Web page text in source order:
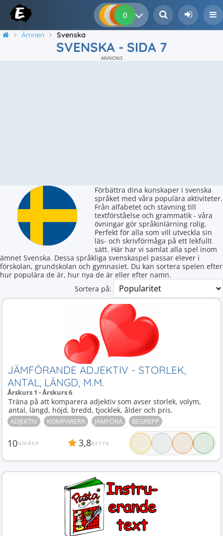
0 0 0
Ämnen Svenska
SVENSKA - SIDA 7
ANNONS
Förbättra dina kunskaper i svenska
språket med våra populära aktiviteter.
Från alfabetet och stavning till
textförståelse och grammatik - våra
övningar gör språkinlärning rolig.
Perfekt för alla som vill utveckla sin
läs- och skrivförmåga på ett lekfullt
sätt. Här har vi samlat alla spel inom
ämnet Svenska. Dessa språkliga svenskaspel passar elever i
förskolan, grundskolan och gymnasiet. Du kan sortera spelen efter
hur populära de är, hur nya de är eller efter namn.
Sortera på:
JÄMFÖRANDE ADJEKTIV - STORLEK,
ANTAL, LÄNGD, M.M.
Årskurs 1 - Årskurs 6
Träna på att komparera adjektiv som avser storlek, volym,
antal, längd, höjd, bredd, tjocklek, ålder och pris.
ADJEKTIV KOMPARERA JÄMFÖRA BEGREPP
10NIVÅER 3,8BETYG